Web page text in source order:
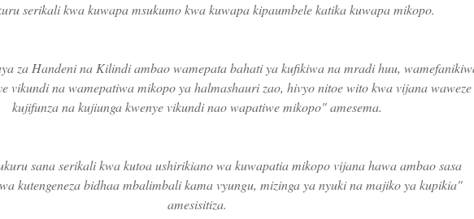
serikali kwa kuwapa msukumo kwa kuwapa kipaumbele katika kuwapa mikopo.
za Handeni na Kilindi ambao wamepata bahati ya kufikiwa na mradi huu,
vikundi na wamepatiwa mikopo ya halmashauri zao, hivyo nitoe wito kwa vijana waweze
kujifunza na kujiunga kwenye vikundi nao wapatiwe mikopo" amesema.
sana serikali kwa kutoa ushirikiano wa kuwapatia mikopo vijana hawa ambao sasa
kutengeneza bidhaa mbalimbali kama vyungu, mizinga ya nyuki na majiko ya kupikia"
amesisitiza.